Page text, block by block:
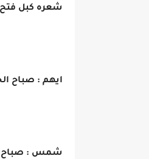
شعره كبل
ايهم : صباح
شمس : صباح